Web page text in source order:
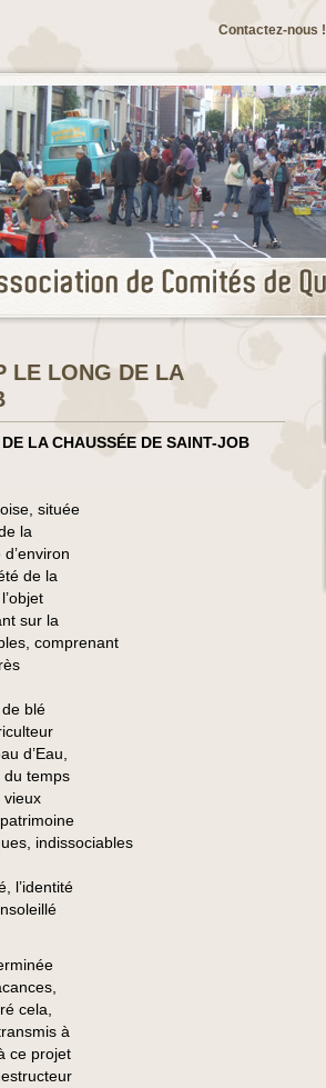
Contactez-nous !
LE LONG DE LA
LA CHAUSSÉE DE SAINT-JOB
située
la
de la
sur la
comprenant
blé
d’Eau,
du temps
vieux
indissociables
l’identité
cela,
à
ce projet